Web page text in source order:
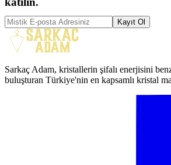
Kayıt Ol
Sarkaç Adam, kristallerin şifalı enerjisini
buluşturan Türkiye'nin en kapsamlı kristal